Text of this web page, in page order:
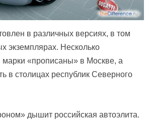
в различных версиях, в том
экземплярах. Несколько
марки «прописаны» в Москве, а
в столицах республик Северного
дышит российская автоэлита.